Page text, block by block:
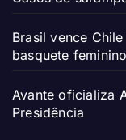
Brasil vence
basquete feminino
Avante oficializa
Presidência